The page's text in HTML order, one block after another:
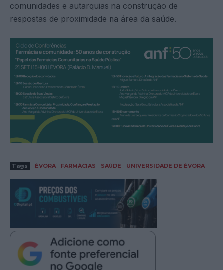
comunidades e autarquias na construção de
respostas de proximidade na área da saúde.
Tags ÉVORA FARMÁCIAS SAÚDE UNIVERSIDADE DE ÉVORA